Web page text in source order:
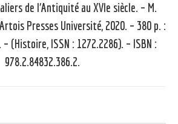
Article
suivant
:
de l’Antiquité au XVIe siècle. – M.
Presses Université, 2020. – 380 p. :
(Histoire, ISSN : 1272.2286). – ISBN :
978.2.84832.386.2.